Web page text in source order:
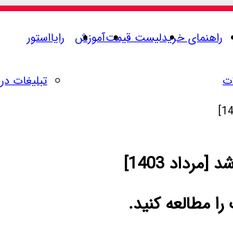
راهنمای خریدلیست قیمتآموزش رایااستور
تبلیغات